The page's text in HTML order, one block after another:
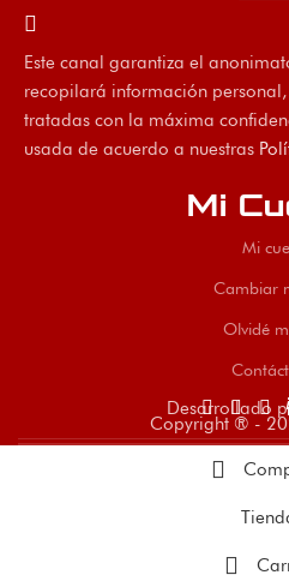
Este canal garantiza el
recopilará información
tratadas con la máxima
usada de acuerdo a nuestras
Mi
Mi
Cambiar
Olvidé
Desarrollado
Copyright ® -